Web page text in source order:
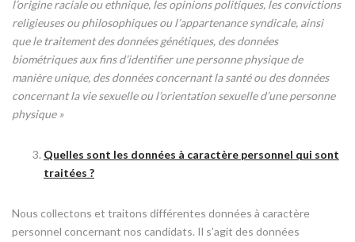
l’origine raciale ou ethnique, les opinions politiques, les convictions
religieuses ou philosophiques ou l’appartenance syndicale, ainsi
que le traitement des données génétiques, des données
biométriques aux fins d’identifier une personne physique de
manière unique, des données concernant la santé ou des données
concernant la vie sexuelle ou l’orientation sexuelle d’une personne
physique »
Quelles sont les données à caractère personnel qui sont
traitées ?
Nous collectons et traitons différentes données à caractère
personnel concernant nos candidats. Il s’agit des données